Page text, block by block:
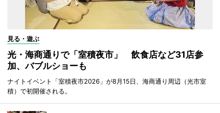
見る・遊ぶ
光・海商通りで「室積夜市」 飲食店など31店参
加、バブルショーも
ナイトイベント「室積夜市2026」が8月15日、海商通り周辺（光市室
積）で初開催される。